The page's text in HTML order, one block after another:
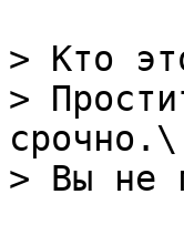
> Кто
>
срочно.\
> Вы не